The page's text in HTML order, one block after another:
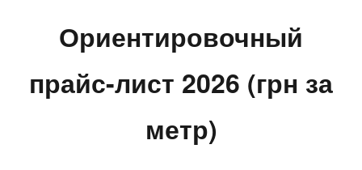
Ориентировочный
прайс-лист 2026 (грн за
метр)